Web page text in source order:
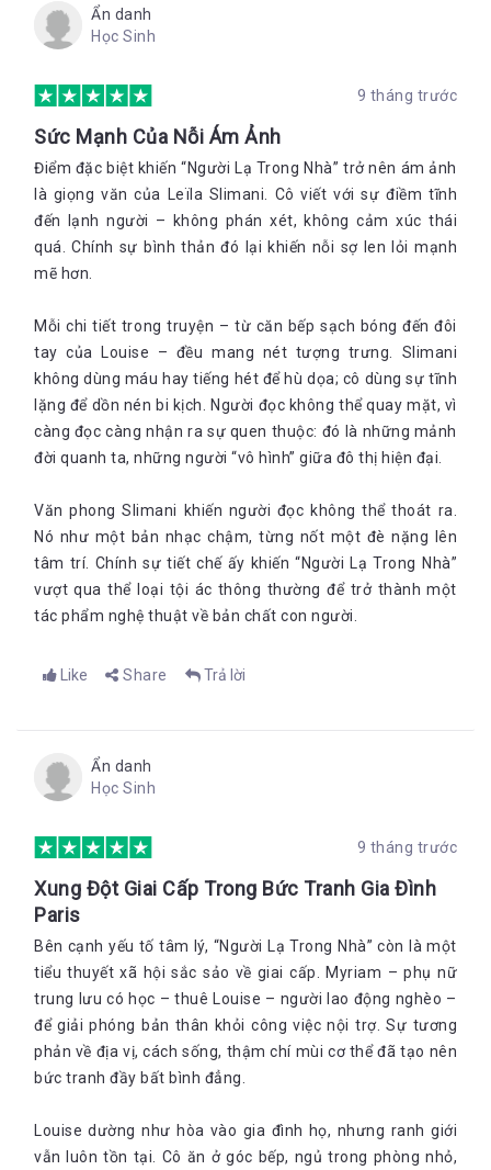
Ẩn danh
Học Sinh
9 tháng trước
Sức Mạnh Của Nỗi Ám Ảnh
Điểm đặc biệt khiến “Người Lạ Trong Nhà” trở nên ám ảnh
là giọng văn của Leïla Slimani. Cô viết với sự điềm tĩnh
đến lạnh người – không phán xét, không cảm xúc thái
quá. Chính sự bình thản đó lại khiến nỗi sợ len lỏi mạnh
mẽ hơn.
Mỗi chi tiết trong truyện – từ căn bếp sạch bóng đến đôi
tay của Louise – đều mang nét tượng trưng. Slimani
không dùng máu hay tiếng hét để hù dọa; cô dùng sự tĩnh
lặng để dồn nén bi kịch. Người đọc không thể quay mặt, vì
càng đọc càng nhận ra sự quen thuộc: đó là những mảnh
đời quanh ta, những người “vô hình” giữa đô thị hiện đại.
Văn phong Slimani khiến người đọc không thể thoát ra.
Nó như một bản nhạc chậm, từng nốt một đè nặng lên
tâm trí. Chính sự tiết chế ấy khiến “Người Lạ Trong Nhà”
vượt qua thể loại tội ác thông thường để trở thành một
tác phẩm nghệ thuật về bản chất con người.
Like Share Trả lời
Ẩn danh
Học Sinh
9 tháng trước
Xung Đột Giai Cấp Trong Bức Tranh Gia Đình
Paris
Bên cạnh yếu tố tâm lý, “Người Lạ Trong Nhà” còn là một
tiểu thuyết xã hội sắc sảo về giai cấp. Myriam – phụ nữ
trung lưu có học – thuê Louise – người lao động nghèo –
để giải phóng bản thân khỏi công việc nội trợ. Sự tương
phản về địa vị, cách sống, thậm chí mùi cơ thể đã tạo nên
bức tranh đầy bất bình đẳng.
Louise dường như hòa vào gia đình họ, nhưng ranh giới
vẫn luôn tồn tại. Cô ăn ở góc bếp, ngủ trong phòng nhỏ,